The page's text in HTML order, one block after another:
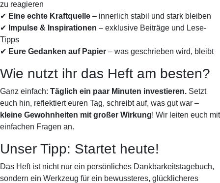
zu reagieren
✔ Eine echte Kraftquelle – innerlich stabil und stark bleiben
✔ Impulse & Inspirationen – exklusive Beiträge und Lese-
Tipps
✔ Eure Gedanken auf Papier – was geschrieben wird, bleibt
Wie nutzt ihr das Heft am besten?
Ganz einfach: Täglich ein paar Minuten investieren. Setzt
euch hin, reflektiert euren Tag, schreibt auf, was gut war –
kleine Gewohnheiten mit großer Wirkung! Wir leiten euch mit
einfachen Fragen an.
Unser Tipp: Startet heute!
Das Heft ist nicht nur ein persönliches Dankbarkeitstagebuch,
sondern ein Werkzeug für ein bewussteres, glücklicheres